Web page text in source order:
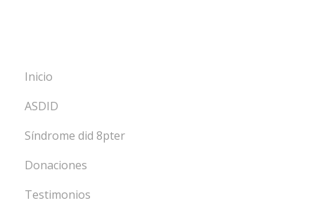
Inicio
ASDID
Síndrome did 8pter
Donaciones
Testimonios